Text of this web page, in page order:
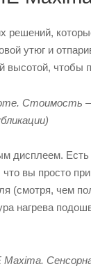
решений,
утюг и
чтобы
Стоимость
дисплеем.
вы просто
(смотря, чем
нагрева